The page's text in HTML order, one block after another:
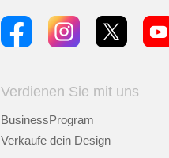
Verdienen Sie mit uns
BusinessProgram
Verkaufe dein Design